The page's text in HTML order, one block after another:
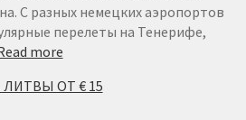
С разных немецких аэропортов
перелеты на Тенерифе,
more:
ИЗ
ОТ € 15